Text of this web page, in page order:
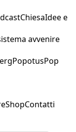
ChiesaIdee e
avvenire
PopotusPop
ShopContatti